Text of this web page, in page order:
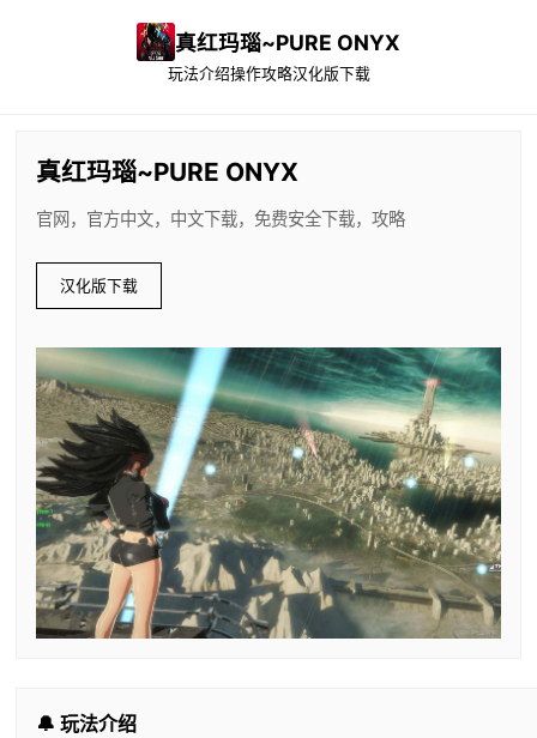
真红玛瑙~PURE ONYX
玩法介绍操作攻略汉化版下载
真红玛瑙~PURE ONYX
官网，官方中文，中文下载，免费安全下载，攻略
汉化版下载
🔔 玩法介绍